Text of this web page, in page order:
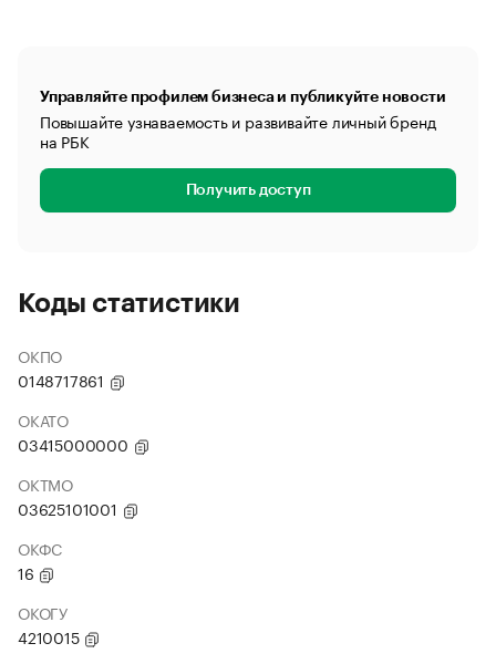
Управляйте профилем бизнеса и публикуйте новости
Повышайте узнаваемость и развивайте личный бренд
на РБК
Получить доступ
Коды статистики
ОКПО
0148717861
ОКАТО
03415000000
ОКТМО
03625101001
ОКФС
16
ОКОГУ
4210015